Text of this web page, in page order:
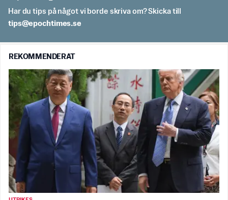
Har du tips på något vi borde skriva om? Skicka till
es.semithcope@spit
REKOMMENDERAT